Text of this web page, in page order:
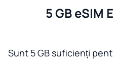
5 GB eSIM
Sunt 5 GB suficienți